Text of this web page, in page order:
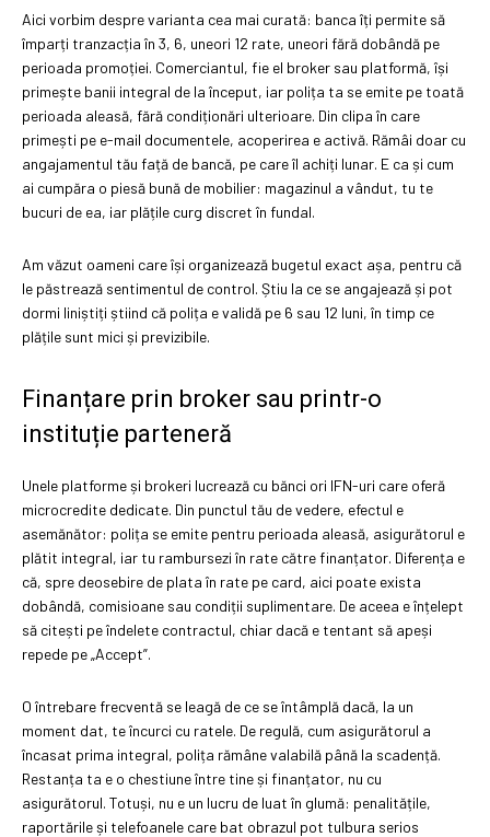
Aici vorbim despre varianta cea mai curată: banca îți permite să
împarți tranzacția în 3, 6, uneori 12 rate, uneori fără dobândă pe
perioada promoției. Comerciantul, fie el broker sau platformă, își
primește banii integral de la început, iar polița ta se emite pe toată
perioada aleasă, fără condiționări ulterioare. Din clipa în care
primești pe e-mail documentele, acoperirea e activă. Rămâi doar cu
angajamentul tău față de bancă, pe care îl achiți lunar. E ca și cum
ai cumpăra o piesă bună de mobilier: magazinul a vândut, tu te
bucuri de ea, iar plățile curg discret în fundal.
Am văzut oameni care își organizează bugetul exact așa, pentru că
le păstrează sentimentul de control. Știu la ce se angajează și pot
dormi liniștiți știind că polița e validă pe 6 sau 12 luni, în timp ce
plățile sunt mici și previzibile.
Finanțare prin broker sau printr-o
instituție parteneră
Unele platforme și brokeri lucrează cu bănci ori IFN-uri care oferă
microcredite dedicate. Din punctul tău de vedere, efectul e
asemănător: polița se emite pentru perioada aleasă, asigurătorul e
plătit integral, iar tu rambursezi în rate către finanțator. Diferența e
că, spre deosebire de plata în rate pe card, aici poate exista
dobândă, comisioane sau condiții suplimentare. De aceea e înțelept
să citești pe îndelete contractul, chiar dacă e tentant să apeși
repede pe „Accept”.
O întrebare frecventă se leagă de ce se întâmplă dacă, la un
moment dat, te încurci cu ratele. De regulă, cum asigurătorul a
încasat prima integral, polița rămâne valabilă până la scadență.
Restanța ta e o chestiune între tine și finanțator, nu cu
asigurătorul. Totuși, nu e un lucru de luat în glumă: penalitățile,
raportările și telefoanele care bat obrazul pot tulbura serios